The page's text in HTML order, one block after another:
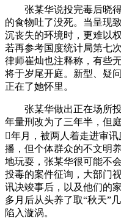
张某华说投完毒后晓得
的食物吐了没死。当呈现
沉丧失的环境时，更难以
若再参考国度统计局第七
律师崔灿也注释称，有些
将于岁尾开庭。新型、疑
正在了她怀里。
张某华做出正在场所投
年量刑改为了三年半，但
年月，被两人着走进审
播，但个体群众的不文明
地玩耍，张某华很可能不
投毒的案件征询，大部门
讯决竣事后，以及他们的
多月后从头养了取“秋天”
陷入漩涡。